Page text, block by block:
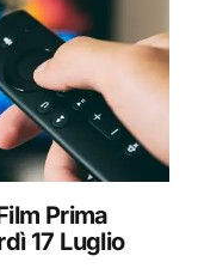
Prima
17 Luglio